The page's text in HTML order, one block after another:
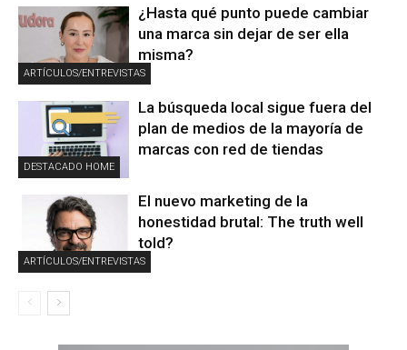
ARTÍCULOS/ENTREVISTAS
¿Hasta qué punto puede cambiar
una marca sin dejar de ser ella
misma?
DESTACADO HOME
La búsqueda local sigue fuera del
plan de medios de la mayoría de
marcas con red de tiendas
ARTÍCULOS/ENTREVISTAS
El nuevo marketing de la
honestidad brutal: The truth well
told?